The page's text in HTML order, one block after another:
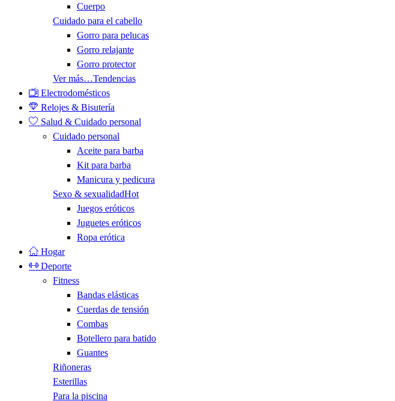
Cuerpo
Cuidado para el cabello
Gorro para pelucas
Gorro relajante
Gorro protector
Ver más…Tendencias
Electrodomésticos
Relojes & Bisutería
Salud & Cuidado personal
Cuidado personal
Aceite para barba
Kit para barba
Manicura y pedicura
Sexo & sexualidadHot
Juegos eróticos
Juguetes eróticos
Ropa erótica
Hogar
Deporte
Fitness
Bandas elásticas
Cuerdas de tensión
Combas
Botellero para batido
Guantes
Riñoneras
Esterillas
Para la piscina